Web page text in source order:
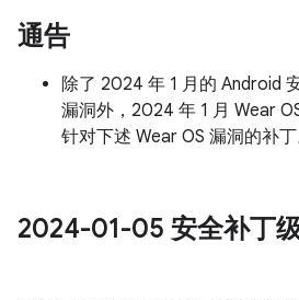
通告
除了 2024 年 1 月的 Android
漏洞外，2024 年 1 月 Wear
针对下述 Wear OS 漏洞的补丁
2024-01-05 安全补丁